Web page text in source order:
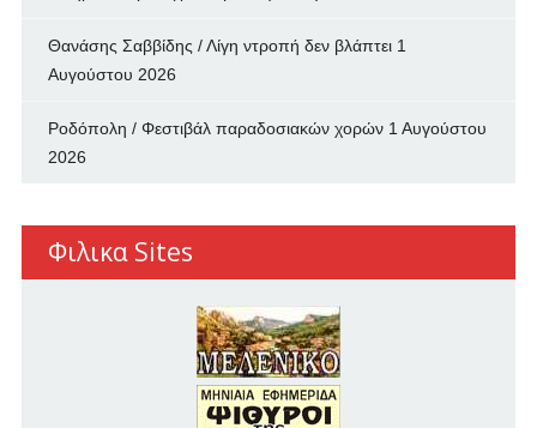
Θανάσης Σαββίδης / Λίγη ντροπή δεν βλάπτει 1
Αυγούστου 2026
Ροδόπολη / Φεστιβάλ παραδοσιακών χορών 1 Αυγούστου
2026
Φιλικα Sites